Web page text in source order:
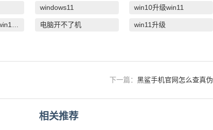
windows11 win10升级win11
电脑开不了机 win11升级
下一篇：黑鲨手机官网怎么查真伪
相关推荐